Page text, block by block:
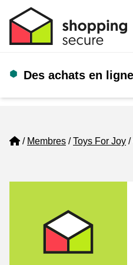
Des achats en
Home
Membres Toys For Joy